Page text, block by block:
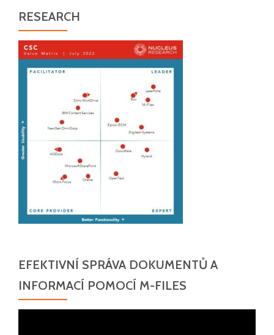
RESEARCH
EFEKTIVNÍ SPRÁVA DOKUMENTŮ A
INFORMACÍ POMOCÍ M-FILES